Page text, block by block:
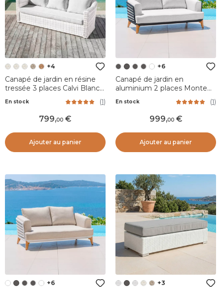
+4
Canapé de jardin en résine
tressée 3 places Calvi Blanc
En stock (1)
799,00
Ajouter au panier
+6
Canapé de jardin en
aluminium 2 places Monte
clair
En stock (1)
999,00
Ajouter au panier
+6 +3